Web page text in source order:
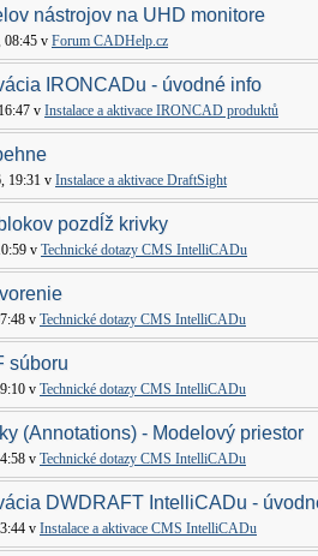
nástrojov na UHD monitore
08:45 v Forum CADHelp.cz
IRONCADu - úvodné info
v Instalace a aktivace IRONCAD produktů
19:31 v Instalace a aktivace DraftSight
pozdĺž krivky
v Technické dotazy CMS IntelliCADu
v Technické dotazy CMS IntelliCADu
súboru
v Technické dotazy CMS IntelliCADu
(Annotations) - Modelový priestor
v Technické dotazy CMS IntelliCADu
DWDRAFT IntelliCADu -
v Instalace a aktivace CMS IntelliCADu